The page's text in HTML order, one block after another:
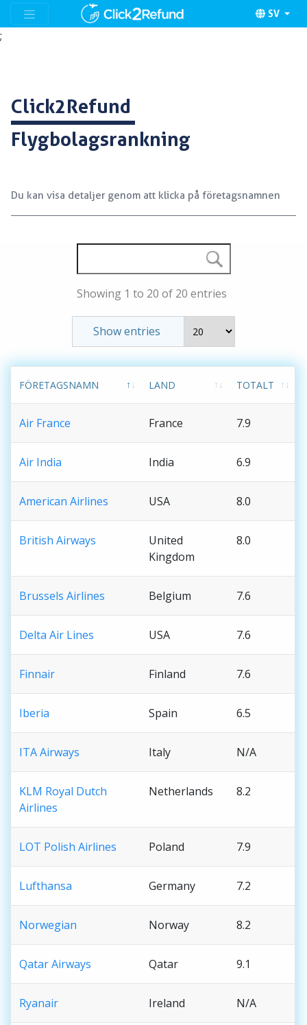
SV
;
Click2Refund
Flygbolagsrankning
Du kan visa detaljer genom att klicka på företagsnamnen
Showing 1 to 20 of 20 entries
Show entries
FÖRETAGSNAMN LAND TOTALT
Air France France 7.9
Air India India 6.9
American Airlines USA 8.0
British Airways
United
Kingdom
8.0
Brussels Airlines Belgium 7.6
Delta Air Lines USA 7.6
Finnair Finland 7.6
Iberia Spain 6.5
ITA Airways Italy N/A
KLM Royal Dutch
Airlines
Netherlands 8.2
LOT Polish Airlines Poland 7.9
Lufthansa Germany 7.2
Norwegian Norway 8.2
Qatar Airways Qatar 9.1
Ryanair Ireland N/A